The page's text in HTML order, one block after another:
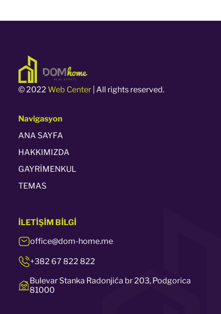
© 2022Web Center | All rights reserved.
Navigasyon
ANA SAYFA
HAKKIMIZDA
GAYRİMENKUL
TEMAS
İLETİŞİM BİLGİ
office@dom-home.me
+382 67 822 822
Bulevar Stanka Radonjića br 203, Podgorica
81000